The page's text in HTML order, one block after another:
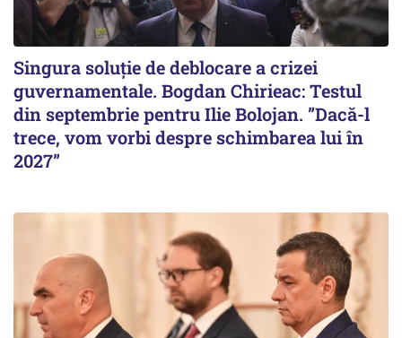
Singura soluție de deblocare a crizei
guvernamentale. Bogdan Chirieac: Testul
din septembrie pentru Ilie Bolojan. ”Dacă-l
trece, vom vorbi despre schimbarea lui în
2027”